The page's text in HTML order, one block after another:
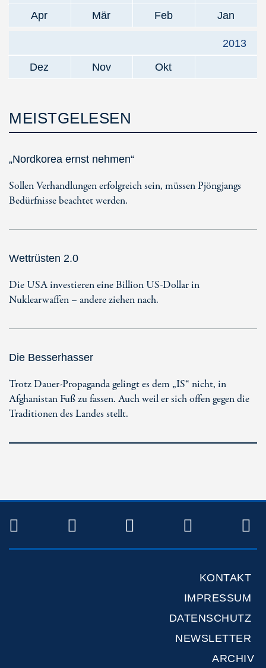
Apr
Mär Feb Jan
2013
Dez
Nov Okt
MEISTGELESEN
„Nordkorea ernst nehmen“
Sollen Verhandlungen erfolgreich sein, müssen Pjöngjangs
Bedürfnisse beachtet werden.
Wettrüsten 2.0
Die USA investieren eine Billion US-Dollar in
Nuklearwaffen – andere ziehen nach.
Die Besserhasser
Trotz Dauer-Propaganda gelingt es dem „IS“ nicht, in
Afghanistan Fuß zu fassen. Auch weil er sich offen gegen die
Traditionen des Landes stellt.
TWITTERFACEBOOKINSTAGRAM
KONTAKT
IMPRESSUM
DATENSCHUTZ
NEWSLETTER
ARCHIV